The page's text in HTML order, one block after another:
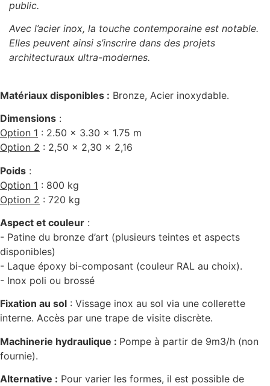
public.
Avec l’acier inox, la touche contemporaine est notable.
Elles peuvent ainsi s’inscrire dans des projets
architecturaux ultra-modernes.
Matériaux disponibles : Bronze, Acier inoxydable.
Dimensions :
Option 1 : 2.50 x 3.30 x 1.75 m
Option 2 : 2,50 x 2,30 x 2,16
Poids :
Option 1 : 800 kg
Option 2 : 720 kg
Aspect et couleur :
- Patine du bronze d’art (plusieurs teintes et aspects
disponibles)
- Laque époxy bi-composant (couleur RAL au choix).
- Inox poli ou brossé
Fixation au sol : Vissage inox au sol via une collerette
interne. Accès par une trape de visite discrète.
Machinerie hydraulique : Pompe à partir de 9m3/h (non
fournie).
Alternative : Pour varier les formes, il est possible de